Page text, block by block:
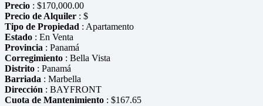
Precio : $170,000.00
Precio de Alquiler : $
Tipo de Propiedad : Apartamento
Estado : En Venta
Provincia : Panamá
Corregimiento : Bella Vista
Distrito : Panamá
Barriada : Marbella
Dirección : BAYFRONT
Cuota de Mantenimiento : $167.65